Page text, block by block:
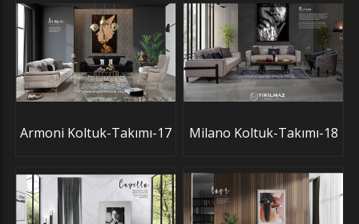
Armoni Koltuk-Takımı-17 Milano Koltuk-Takımı-18